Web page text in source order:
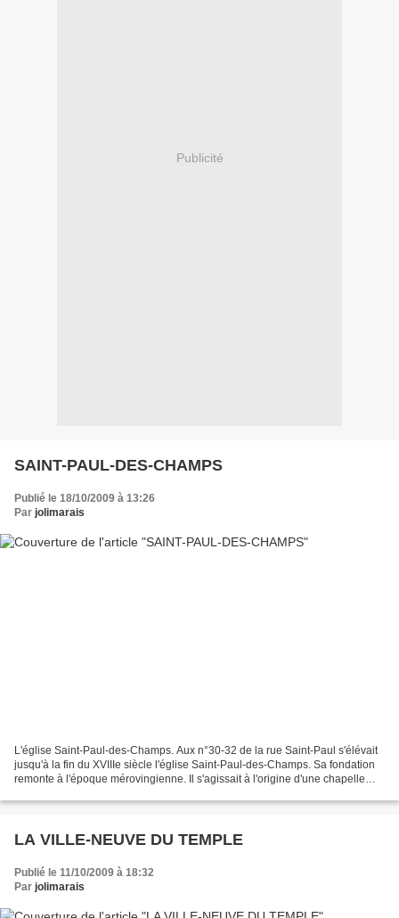
Publicité
SAINT-PAUL-DES-CHAMPS
Publié le 18/10/2009 à 13:26
Par jolimarais
L'église Saint-Paul-des-Champs. Aux n°30-32 de la rue Saint-Paul s'élévait
jusqu'à la fin du XVIIIe siècle l'église Saint-Paul-des-Champs. Sa fondation
remonte à l'époque mérovingienne. Il s'agissait à l'origine d'une chapelle
LA VILLE-NEUVE DU TEMPLE
Publié le 11/10/2009 à 18:32
Par jolimarais